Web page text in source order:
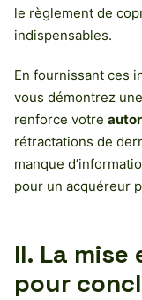
le règlement de
indispensables.
En fournissant ces
vous démontrez
renforce votre
rétractations de
manque
pour un acquéreur
II. La mise
pour